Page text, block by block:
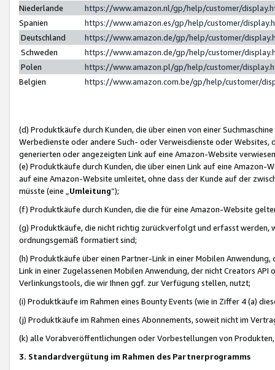
Niederlande
https://www.amazon.nl/gp/help/customer/
Spanien
https://www.amazon.es/gp/help/customer/
Deutschland
https://www.amazon.de/gp/help/customer/
Schweden
https://www.amazon.de/gp/help/customer/
Polen
https://www.amazon.pl/gp/help/customer/
Belgien
https://www.amazon.com.be/gp/help/customer/
(d) Produktkäufe durch Kunden, die über einen von einer
Werbedienste oder andere Such- oder Verweisdienste oder Websites,
generierten oder angezeigten Link auf eine Amazon-Website
(e) Produktkäufe durch Kunden, die über einen Link auf eine
auf eine Amazon-Website umleitet, ohne dass der Kunde auf der
müsste (eine „ Umleitung“);
(f) Produktkäufe durch Kunden, die die für eine Amazon-Website
(g) Produktkäufe, die nicht richtig zurückverfolgt und erfasst werden,
ordnungsgemäß formatiert sind;
(h) Produktkäufe über einen Partner-Link in einer Mobilen
Link in einer Zugelassenen Mobilen Anwendung, der nicht Creators
Verlinkungstools, die wir Ihnen ggf. zur Verfügung stellen, nutzt;
(i) Produktkäufe im Rahmen eines Bounty Events (wie in Ziffer 4 (a)
(j) Produktkäufe im Rahmen eines Abonnements, soweit nicht im
(k) alle Vorabveröffentlichungen oder Vorbestellungen von
3. Standardvergütung im Rahmen des Partnerprogramms